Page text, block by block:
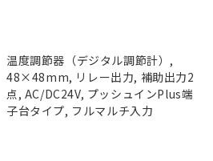
温度調節器（デジタル調節計）,
48×48mm, リレー出力, 補助出力2
点, AC/DC24V, プッシュインPlus端
子台タイプ, フルマルチ入力